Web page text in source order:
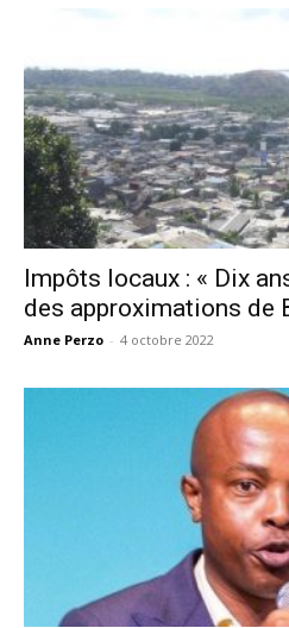
Impôts locaux : « Dix
des approximations de
Anne Perzo - 4 octobre 2022